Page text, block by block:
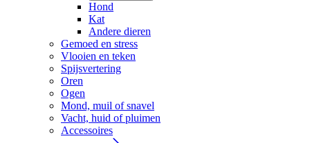
Hond
Kat
Andere dieren
Gemoed en stress
Vlooien en teken
Spijsvertering
Oren
Ogen
Mond, muil of snavel
Vacht, huid of pluimen
Accessoires